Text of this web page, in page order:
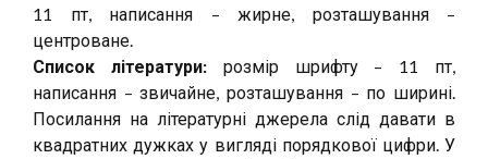
11 пт, написання – жирне, розташування –
центроване.
Список літератури:розмір шрифту – 11 пт,
написання – звичайне, розташування – по ширині.
Посилання на літературні джерела слід давати в
квадратних дужках у вигляді порядкової цифри. У